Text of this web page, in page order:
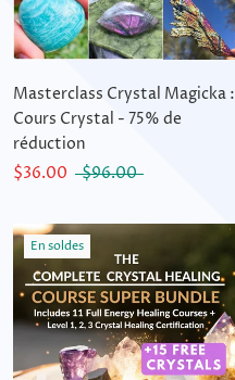
Masterclass Crystal Magicka :
Cours Crystal - 75% de
réduction
$36.00
$96.00
En soldes